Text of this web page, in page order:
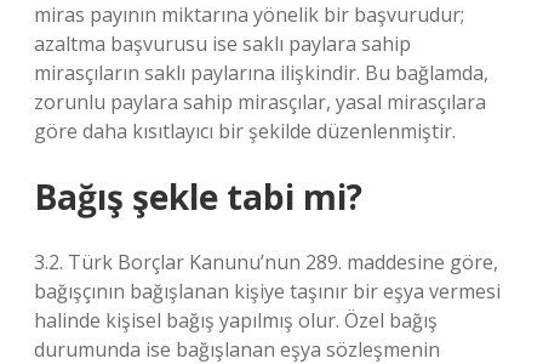
miras payının miktarına yönelik bir başvurudur;
azaltma başvurusu ise saklı paylara sahip
mirasçıların saklı paylarına ilişkindir. Bu bağlamda,
zorunlu paylara sahip mirasçılar, yasal mirasçılara
göre daha kısıtlayıcı bir şekilde düzenlenmiştir.
Bağış şekle tabi mi?
3.2. Türk Borçlar Kanunu’nun 289. maddesine göre,
bağışçının bağışlanan kişiye taşınır bir eşya vermesi
halinde kişisel bağış yapılmış olur. Özel bağış
durumunda ise bağışlanan eşya sözleşmenin